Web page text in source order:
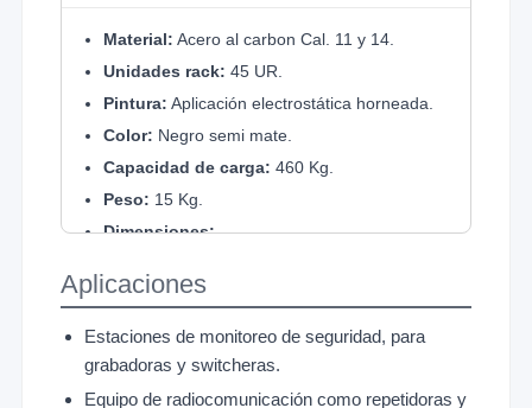
Material: Acero al carbon Cal. 11 y 14.
Unidades rack: 45 UR.
Pintura: Aplicación electrostática horneada.
Color: Negro semi mate.
Capacidad de carga: 460 Kg.
Peso: 15 Kg.
Dimensiones:
Alto:2128 mm.
Profundidad: 346 mm.
Envío desarmado y empacado en caja de
Aplicaciones
Estaciones de monitoreo de seguridad, para
grabadoras y switcheras.
Equipo de radiocomunicación como repetidoras y